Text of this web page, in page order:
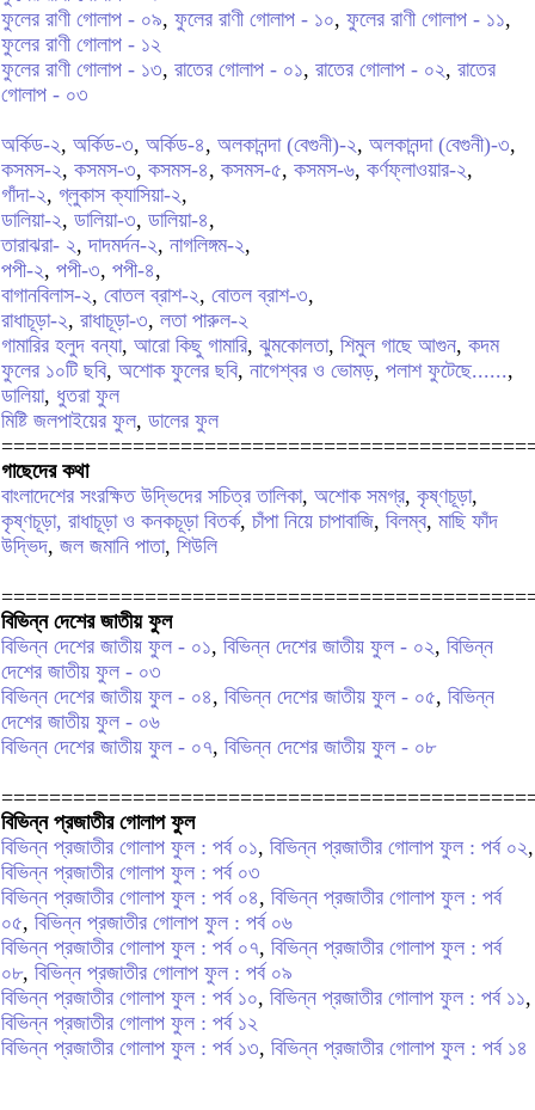
ফুলের রাণী গোলাপ - ০৯, ফুলের রাণী গোলাপ - ১০, ফুলের রাণী গোলাপ - ১১,
ফুলের রাণী গোলাপ - ১২
ফুলের রাণী গোলাপ - ১৩, রাতের গোলাপ - ০১, রাতের গোলাপ - ০২, রাতের
গোলাপ - ০৩
অর্কিড-২, অর্কিড-৩, অর্কিড-৪, অলকানন্দা (বেগুনী)-২, অলকানন্দা (বেগুনী)-৩,
কসমস-২, কসমস-৩, কসমস-৪, কসমস-৫, কসমস-৬, কর্ণফ্লাওয়ার-২,
গাঁদা-২, গ্লুকাস ক্যাসিয়া-২,
ডালিয়া-২, ডালিয়া-৩, ডালিয়া-৪,
তারাঝরা- ২,দাদমর্দন-২, নাগলিঙ্গম-২,
পপী-২, পপী-৩, পপী-৪,
বাগানবিলাস-২, বোতল ব্রাশ-২, বোতল ব্রাশ-৩,
রাধাচূড়া-২, রাধাচূড়া-৩, লতা পারুল-২
গামারির হলুদ বন্যা, আরো কিছু গামারি, ঝুমকোলতা, শিমুল গাছে আগুন, কদম
ফুলের ১০টি ছবি, অশোক ফুলের ছবি, নাগেশ্বর ও ভোমড়, পলাশ ফুটেছে......,
ডালিয়া, ধুতরা ফুল
মিষ্টি জলপাইয়ের ফুল, ডালের ফুল
গাছেদের কথা
বাংলাদেশের সংরক্ষিত উদ্ভিদের সচিত্র তালিকা, অশোক সমগ্র, কৃষ্ণচূড়া,
কৃষ্ণচূড়া, রাধাচূড়া ও কনকচূড়া বিতর্ক, চাঁপা নিয়ে চাপাবাজি, বিলম্ব, মাছি ফাঁদ
উদ্ভিদ, জল জমানি পাতা, শিউলি
বিভিন্ন দেশের জাতীয় ফুল
বিভিন্ন দেশের জাতীয় ফুল - ০১, বিভিন্ন দেশের জাতীয় ফুল - ০২, বিভিন্ন
দেশের জাতীয় ফুল - ০৩
বিভিন্ন দেশের জাতীয় ফুল - ০৪, বিভিন্ন দেশের জাতীয় ফুল - ০৫, বিভিন্ন
দেশের জাতীয় ফুল - ০৬
বিভিন্ন দেশের জাতীয় ফুল - ০৭, বিভিন্ন দেশের জাতীয় ফুল - ০৮
বিভিন্ন প্রজাতীর গোলাপ ফুল
বিভিন্ন প্রজাতীর গোলাপ ফুল : পর্ব ০১, বিভিন্ন প্রজাতীর গোলাপ ফুল : পর্ব ০২,
বিভিন্ন প্রজাতীর গোলাপ ফুল : পর্ব ০৩
বিভিন্ন প্রজাতীর গোলাপ ফুল : পর্ব ০৪, বিভিন্ন প্রজাতীর গোলাপ ফুল : পর্ব
০৫, বিভিন্ন প্রজাতীর গোলাপ ফুল : পর্ব ০৬
বিভিন্ন প্রজাতীর গোলাপ ফুল : পর্ব ০৭, বিভিন্ন প্রজাতীর গোলাপ ফুল : পর্ব
০৮, বিভিন্ন প্রজাতীর গোলাপ ফুল : পর্ব ০৯
বিভিন্ন প্রজাতীর গোলাপ ফুল : পর্ব ১০, বিভিন্ন প্রজাতীর গোলাপ ফুল : পর্ব ১১,
বিভিন্ন প্রজাতীর গোলাপ ফুল : পর্ব ১২
বিভিন্ন প্রজাতীর গোলাপ ফুল : পর্ব ১৩, বিভিন্ন প্রজাতীর গোলাপ ফুল : পর্ব ১৪